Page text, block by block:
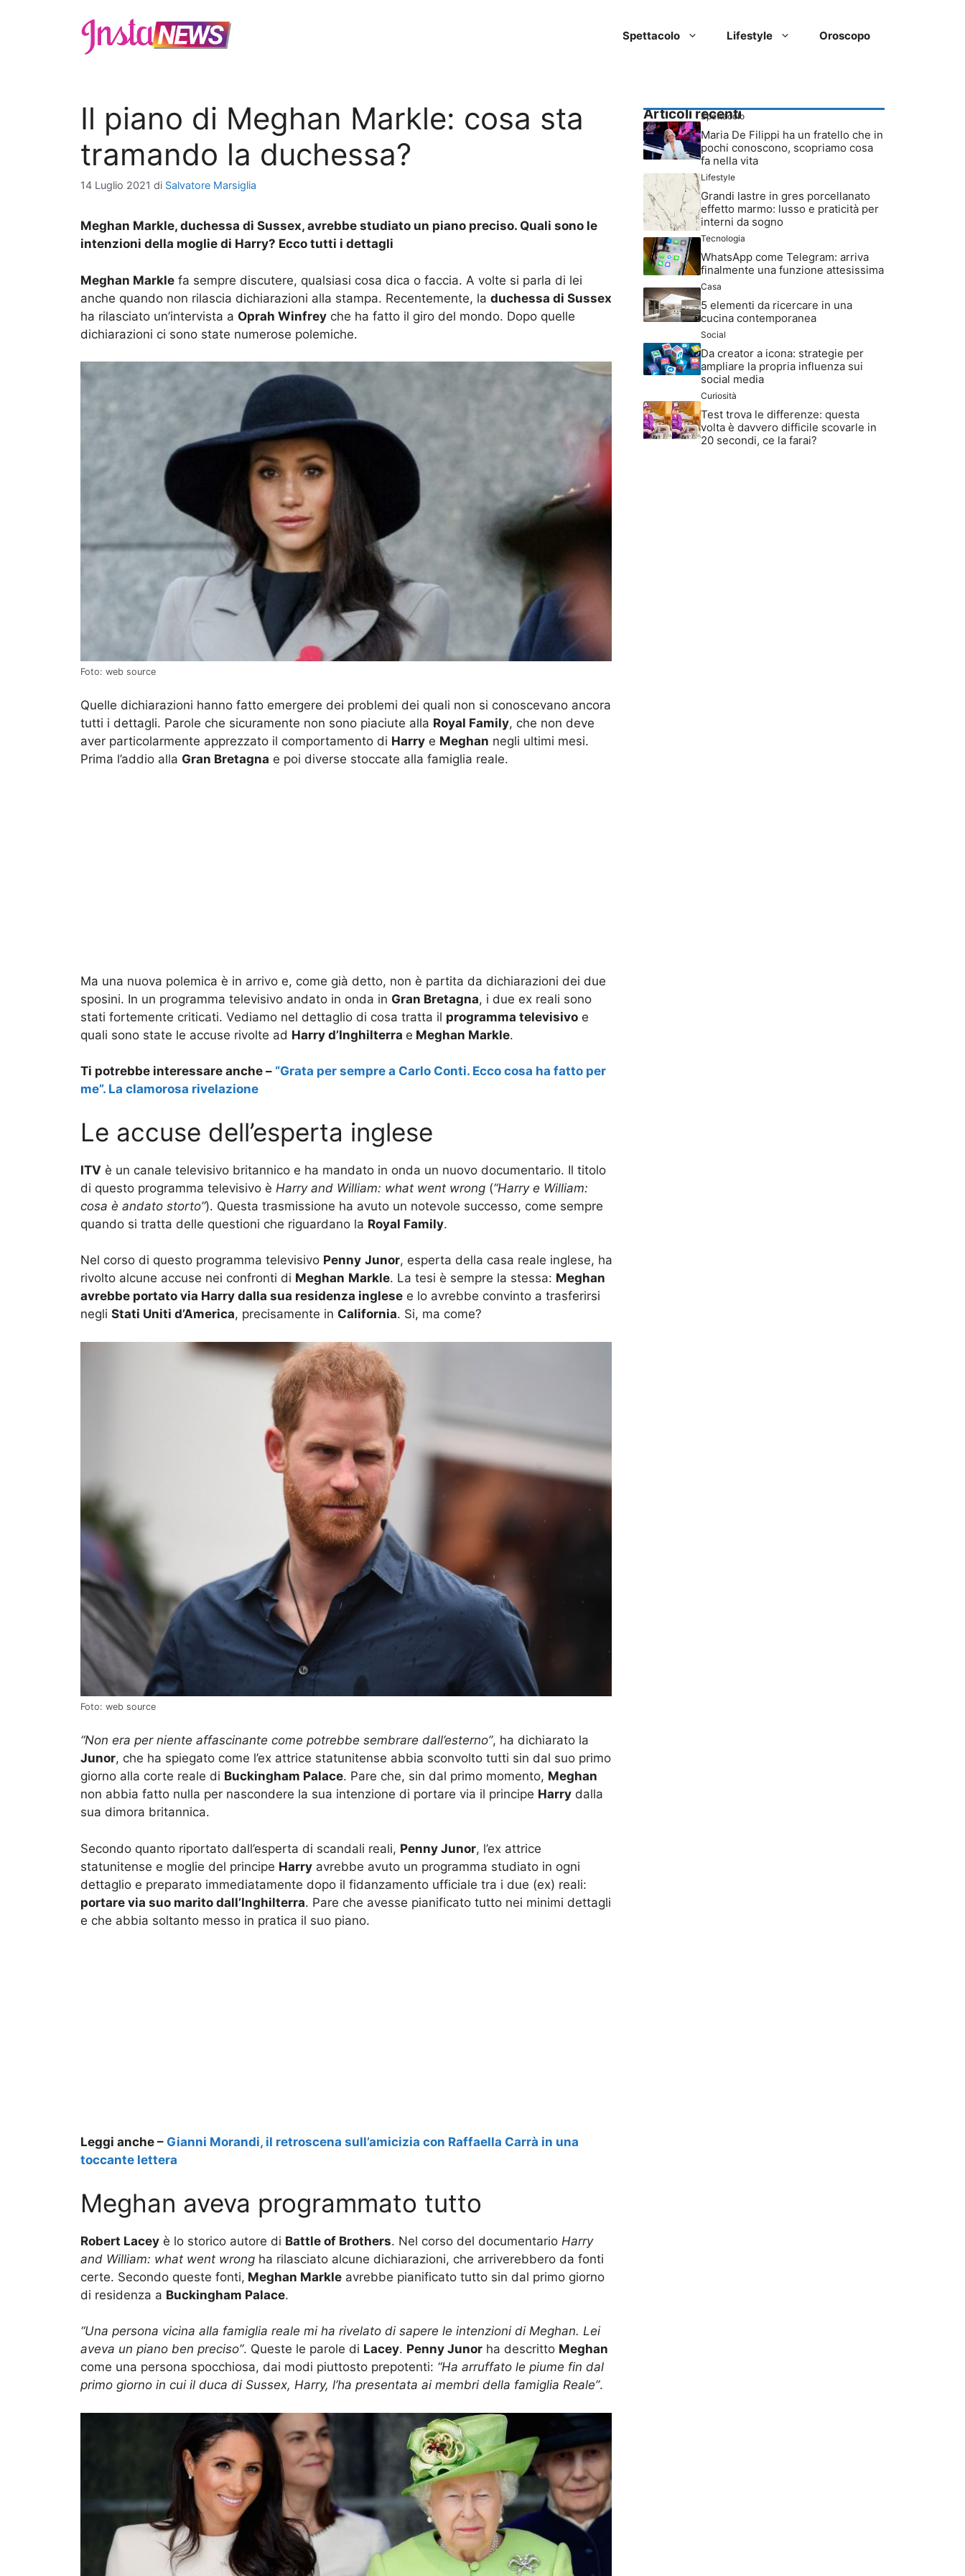
Spettacolo Lifestyle Oroscopo
Il piano di Meghan Markle: cosa sta
tramando la duchessa?
14 Luglio 2021 di Salvatore Marsiglia
Meghan Markle, duchessa di Sussex, avrebbe studiato un piano preciso. Quali sono le
intenzioni della moglie di Harry? Ecco tutti i dettagli
Meghan Markle fa sempre discutere, qualsiasi cosa dica o faccia. A volte si parla di lei
anche quando non rilascia dichiarazioni alla stampa. Recentemente, la duchessa di Sussex
ha rilasciato un’intervista a Oprah Winfrey che ha fatto il giro del mondo. Dopo quelle
dichiarazioni ci sono state numerose polemiche.
Foto: web source
Quelle dichiarazioni hanno fatto emergere dei problemi dei quali non si conoscevano ancora
tutti i dettagli. Parole che sicuramente non sono piaciute alla Royal Family, che non deve
aver particolarmente apprezzato il comportamento di Harry e Meghan negli ultimi mesi.
Prima l’addio alla Gran Bretagna e poi diverse stoccate alla famiglia reale.
Ma una nuova polemica è in arrivo e, come già detto, non è partita da dichiarazioni dei due
sposini. In un programma televisivo andato in onda in Gran Bretagna, i due ex reali sono
stati fortemente criticati. Vediamo nel dettaglio di cosa tratta il programma televisivo e
quali sono state le accuse rivolte ad Harry d’Inghilterra e Meghan Markle.
Ti potrebbe interessare anche – “Grata per sempre a Carlo Conti. Ecco cosa ha fatto per
me”. La clamorosa rivelazione
Le accuse dell’esperta inglese
ITV è un canale televisivo britannico e ha mandato in onda un nuovo documentario. Il titolo
di questo programma televisivo è Harry and William: what went wrong (“Harry e William:
cosa è andato storto”). Questa trasmissione ha avuto un notevole successo, come sempre
quando si tratta delle questioni che riguardano la Royal Family.
Nel corso di questo programma televisivo Penny Junor, esperta della casa reale inglese, ha
rivolto alcune accuse nei confronti di Meghan Markle. La tesi è sempre la stessa: Meghan
avrebbe portato via Harry dalla sua residenza inglese e lo avrebbe convinto a trasferirsi
negli Stati Uniti d’America, precisamente in California. Si, ma come?
Foto: web source
“Non era per niente affascinante come potrebbe sembrare dall’esterno”, ha dichiarato la
Junor, che ha spiegato come l’ex attrice statunitense abbia sconvolto tutti sin dal suo primo
giorno alla corte reale di Buckingham Palace. Pare che, sin dal primo momento, Meghan
non abbia fatto nulla per nascondere la sua intenzione di portare via il principe Harry dalla
sua dimora britannica.
Secondo quanto riportato dall’esperta di scandali reali, Penny Junor, l’ex attrice
statunitense e moglie del principe Harry avrebbe avuto un programma studiato in ogni
dettaglio e preparato immediatamente dopo il fidanzamento ufficiale tra i due (ex) reali:
portare via suo marito dall’Inghilterra. Pare che avesse pianificato tutto nei minimi dettagli
e che abbia soltanto messo in pratica il suo piano.
Leggi anche – Gianni Morandi, il retroscena sull’amicizia con Raffaella Carrà in una
toccante lettera
Meghan aveva programmato tutto
Robert Lacey è lo storico autore di Battle of Brothers. Nel corso del documentario Harry
and William: what went wrong ha rilasciato alcune dichiarazioni, che arriverebbero da fonti
certe. Secondo queste fonti, Meghan Markle avrebbe pianificato tutto sin dal primo giorno
di residenza a Buckingham Palace.
“Una persona vicina alla famiglia reale mi ha rivelato di sapere le intenzioni di Meghan. Lei
aveva un piano ben preciso”. Queste le parole di Lacey. Penny Junor ha descritto Meghan
come una persona spocchiosa, dai modi piuttosto prepotenti: “Ha arruffato le piume fin dal
primo giorno in cui il duca di Sussex, Harry, l’ha presentata ai membri della famiglia Reale”.
Articoli recenti
Spettacolo
Maria De Filippi ha un fratello che in
pochi conoscono, scopriamo cosa
fa nella vita
Lifestyle
Grandi lastre in gres porcellanato
effetto marmo: lusso e praticità per
interni da sogno
Tecnologia
WhatsApp come Telegram: arriva
finalmente una funzione attesissima
Casa
5 elementi da ricercare in una
cucina contemporanea
Social
Da creator a icona: strategie per
ampliare la propria influenza sui
social media
Curiosità
Test trova le differenze: questa
volta è davvero difficile scovarle in
20 secondi, ce la farai?